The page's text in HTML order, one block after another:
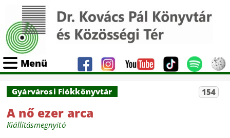
Menü
154
Gyárvárosi Fiókkönyvtár
A nő ezer arca
Kiállításmegnyitó